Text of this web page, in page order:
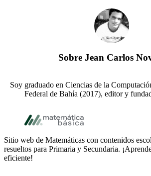
Sobre Jean Carlos
Soy graduado en Ciencias de la
Federal de Bahía (2017), editor y
Footer
Sitio web de Matemáticas con contenidos
resueltos para Primaria y Secundaria.
eficiente!